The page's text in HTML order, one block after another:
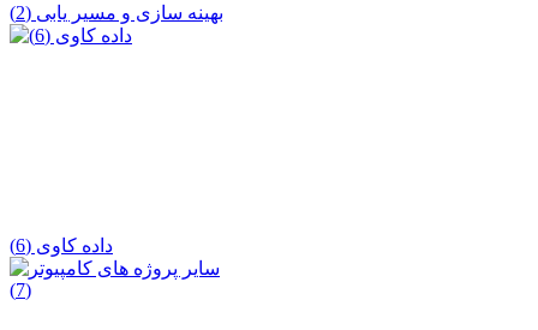
بهینه سازی و مسیر یابی (2)
داده کاوی (6)